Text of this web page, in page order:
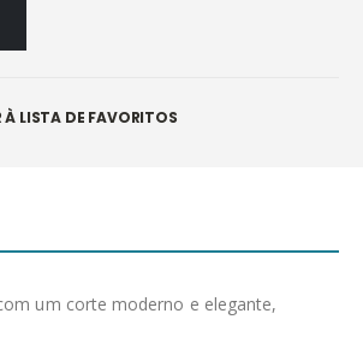
LISTA DE FAVORITOS
um corte moderno e elegante,